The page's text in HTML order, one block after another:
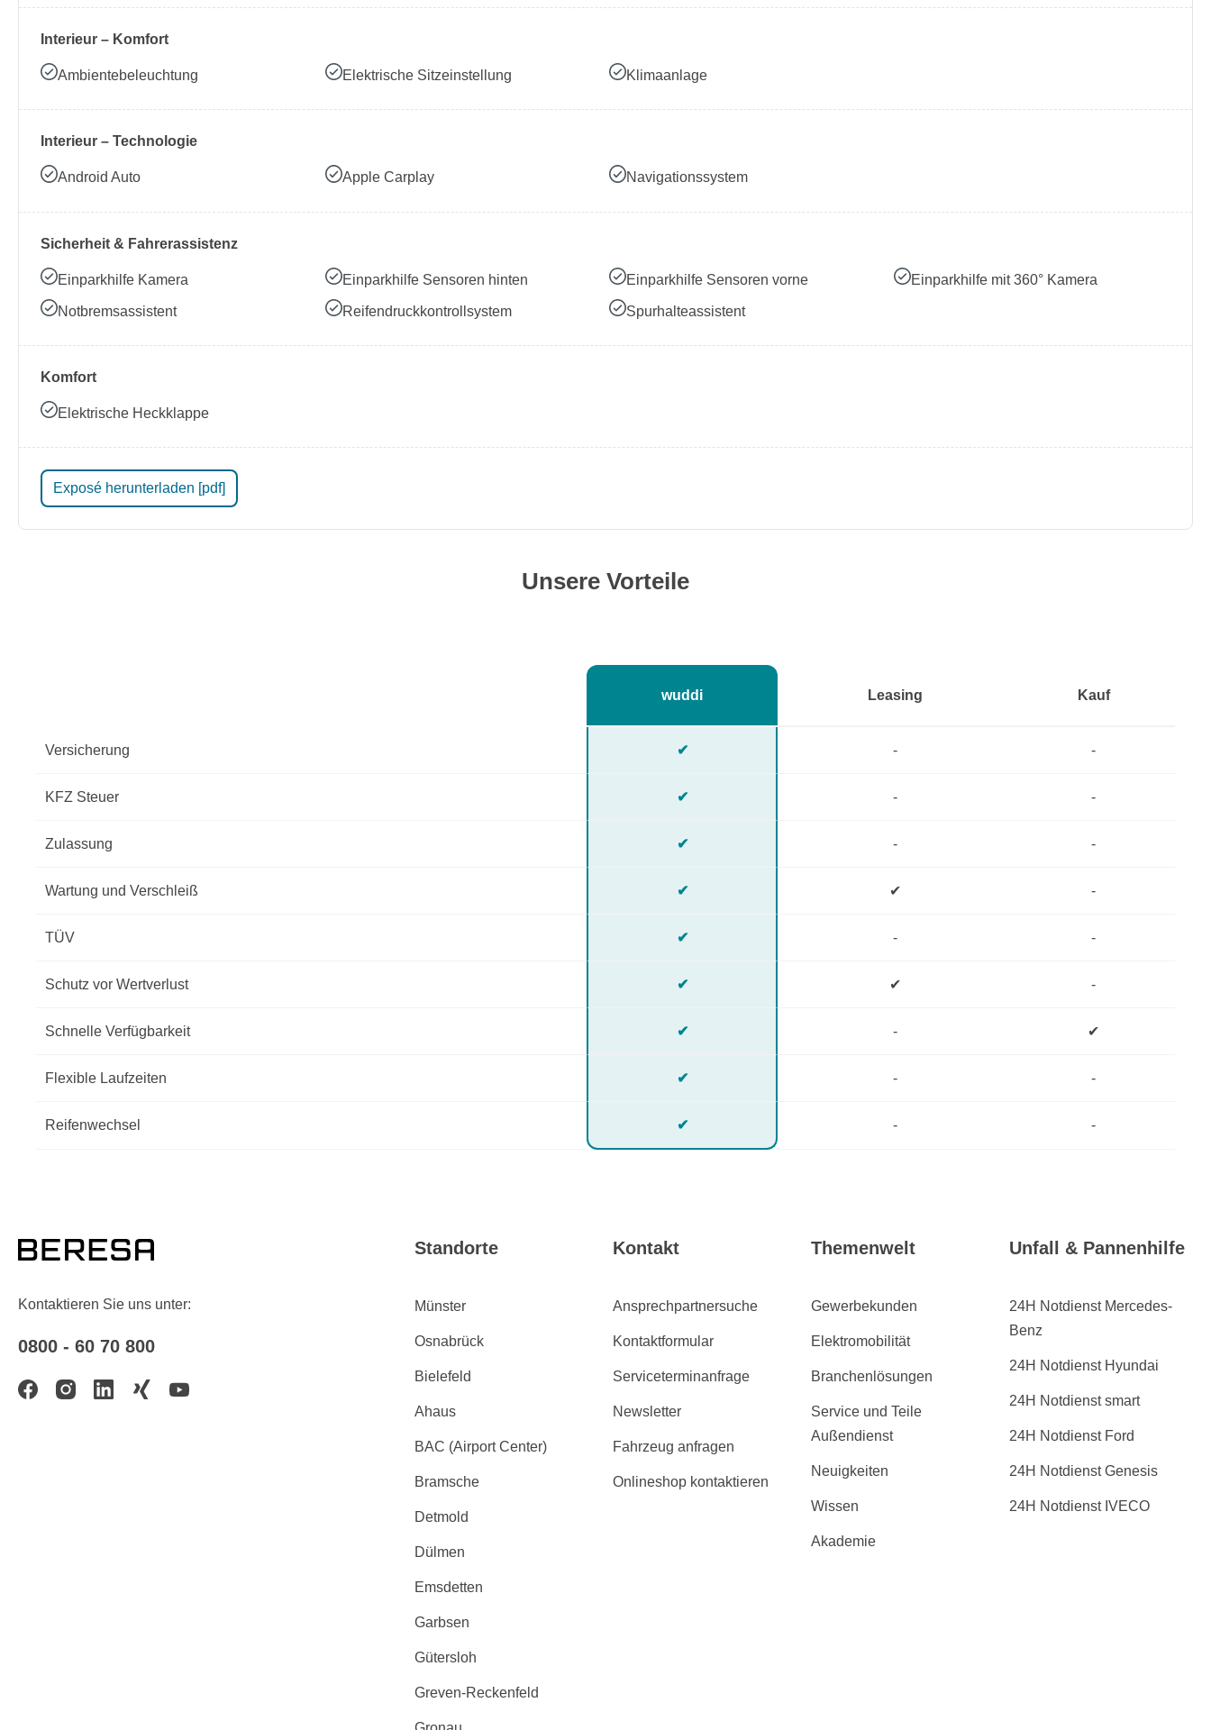
Interieur – Komfort
Ambientebeleuchtung Elektrische Sitzeinstellung Klimaanlage
Interieur – Technologie
Android Auto Apple Carplay Navigationssystem
Sicherheit & Fahrerassistenz
Einparkhilfe Kamera Einparkhilfe Sensoren hinten Einparkhilfe Sensoren vorne Einparkhilfe mit 360° Kamera
Notbremsassistent Reifendruckkontrollsystem Spurhalteassistent
Komfort
Elektrische Heckklappe
Exposé herunterladen [pdf]
Unsere Vorteile
wuddi Leasing Kauf
Versicherung ✔ - -
KFZ Steuer ✔ - -
Zulassung ✔ - -
Wartung und Verschleiß ✔ ✔ -
TÜV ✔ - -
Schutz vor Wertverlust ✔ ✔ -
Schnelle Verfügbarkeit ✔ - ✔
Flexible Laufzeiten ✔ - -
Reifenwechsel ✔ - -
Kontaktieren Sie uns unter:
0800 - 60 70 800
Standorte
Münster
Osnabrück
Bielefeld
Ahaus
BAC (Airport Center)
Bramsche
Detmold
Dülmen
Emsdetten
Garbsen
Gütersloh
Greven-Reckenfeld
Kontakt
Ansprechpartnersuche
Kontaktformular
Serviceterminanfrage
Newsletter
Fahrzeug anfragen
Onlineshop kontaktieren
Themenwelt
Gewerbekunden
Elektromobilität
Branchenlösungen
Service und Teile
Außendienst
Neuigkeiten
Wissen
Akademie
Unfall & Pannenhilfe
24H Notdienst Mercedes-
Benz
24H Notdienst Hyundai
24H Notdienst smart
24H Notdienst Ford
24H Notdienst Genesis
24H Notdienst IVECO